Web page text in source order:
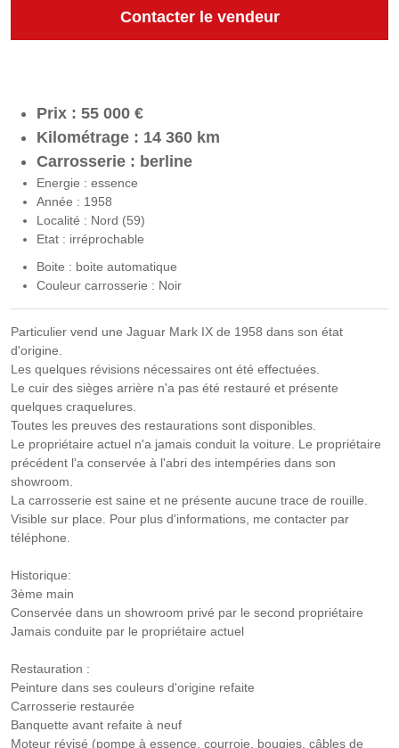
Prix : 55 000 €
Kilométrage : 14 360 km
Carrosserie : berline
Energie : essence
Année : 1958
Localité : Nord (59)
Etat : irréprochable
Boite : boite automatique
Couleur carrosserie : Noir
Contacter le vendeur
Particulier vend une Jaguar Mark IX de 1958 dans son état
d'origine.
Les quelques révisions nécessaires ont été effectuées.
Le cuir des sièges arrière n'a pas été restauré et présente
quelques craquelures.
Toutes les preuves des restaurations sont disponibles.
Le propriétaire actuel n'a jamais conduit la voiture. Le propriétaire
précédent l'a conservée à l'abri des intempéries dans son
showroom.
La carrosserie est saine et ne présente aucune trace de rouille.
Visible sur place. Pour plus d'informations, me contacter par
téléphone.
Historique:
3ème main
Conservée dans un showroom privé par le second propriétaire
Jamais conduite par le propriétaire actuel
Restauration :
Peinture dans ses couleurs d'origine refaite
Carrosserie restaurée
Banquette avant refaite à neuf
Moteur révisé (pompe à essence, courroie, bougies, câbles de